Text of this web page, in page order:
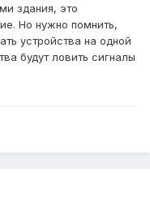
здания, это
Но нужно помнить,
устройства на одной
будут ловить сигналы